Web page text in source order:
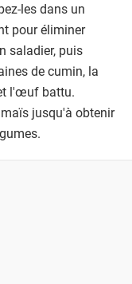
les dans un
pour éliminer
saladier, puis
de cumin, la
l'œuf battu.
jusqu'à obtenir